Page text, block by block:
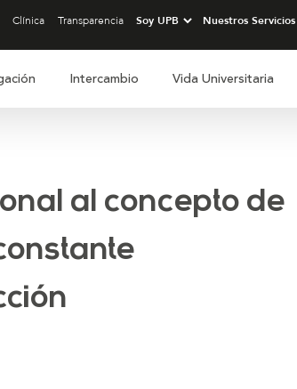
Clínica Transparencia
Intercambio Vida Universitaria
al concepto de